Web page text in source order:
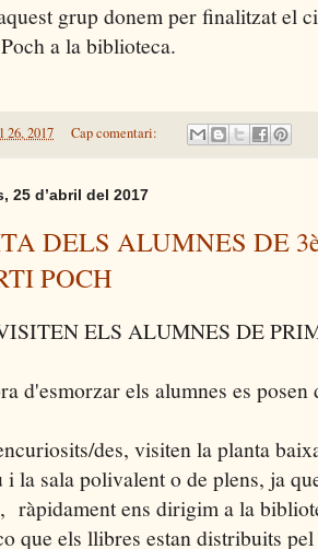
grup donem per finalitzat el
a la biblioteca.
26, 2017 Cap comentari:
25 d’abril del 2017
DELS ALUMNES DE
POCH
ELS ALUMNES DE
d'esmorzar els alumnes es
des, visiten la planta
la sala polivalent o de plens, ja
ràpidament ens dirigim a la
que els llibres estan distribuits